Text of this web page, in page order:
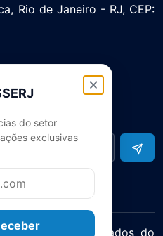
do setor
exclusivas
Rio de Janeiro - RJ, CEP:
setor
de Supermercados do